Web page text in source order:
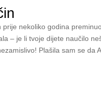
prije nekoliko godina
– je li tvoje dijete naučilo
Plašila sam se da